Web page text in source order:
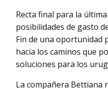
Recta final para la
posibilidades de gasto
Fin de una oportunidad
hacia los caminos que
soluciones para los
La compañera Bettiana